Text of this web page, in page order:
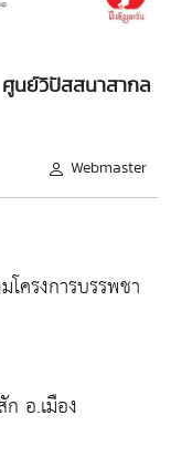
นย์วิปัสสนาสากล
Webmaster
ครงการบรรพชา
อ.เมือง